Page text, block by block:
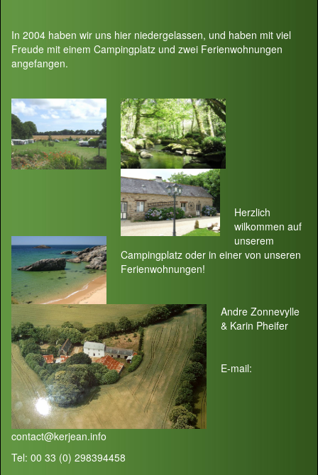
In 2004 haben wir uns hier niedergelassen, und haben mit viel
Freude mit einem Campingplatz und zwei Ferienwohnungen
angefangen.
Herzlich
wilkommen auf
unserem
Campingplatz oder in einer von unseren
Ferienwohnungen!
Andre Zonnevylle
& Karin Pheifer
E-mail:
contact@kerjean.info
Tel: 00 33 (0) 298394458